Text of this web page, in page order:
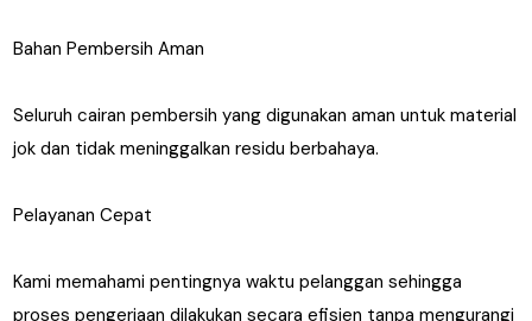
Bahan Pembersih Aman
Seluruh cairan pembersih yang digunakan aman untuk material
jok dan tidak meninggalkan residu berbahaya.
Pelayanan Cepat
Kami memahami pentingnya waktu pelanggan sehingga
proses pengerjaan dilakukan secara efisien tanpa mengurangi